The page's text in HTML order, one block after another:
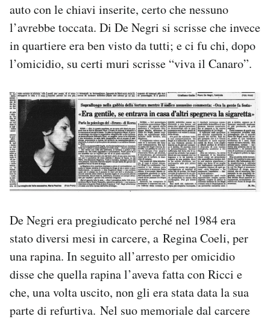
auto con le chiavi inserite, certo che nessuno
l’avrebbe toccata. Di De Negri si scrisse che invece
in quartiere era ben visto da tutti; e ci fu chi, dopo
l’omicidio, su certi muri scrisse “viva il Canaro”.
De Negri era pregiudicato perché nel 1984 era
stato diversi mesi in carcere, a Regina Coeli, per
una rapina. In seguito all’arresto per omicidio
disse che quella rapina l’aveva fatta con Ricci e
che, una volta uscito, non gli era stata data la sua
parte di refurtiva. Nel suo memoriale dal carcere